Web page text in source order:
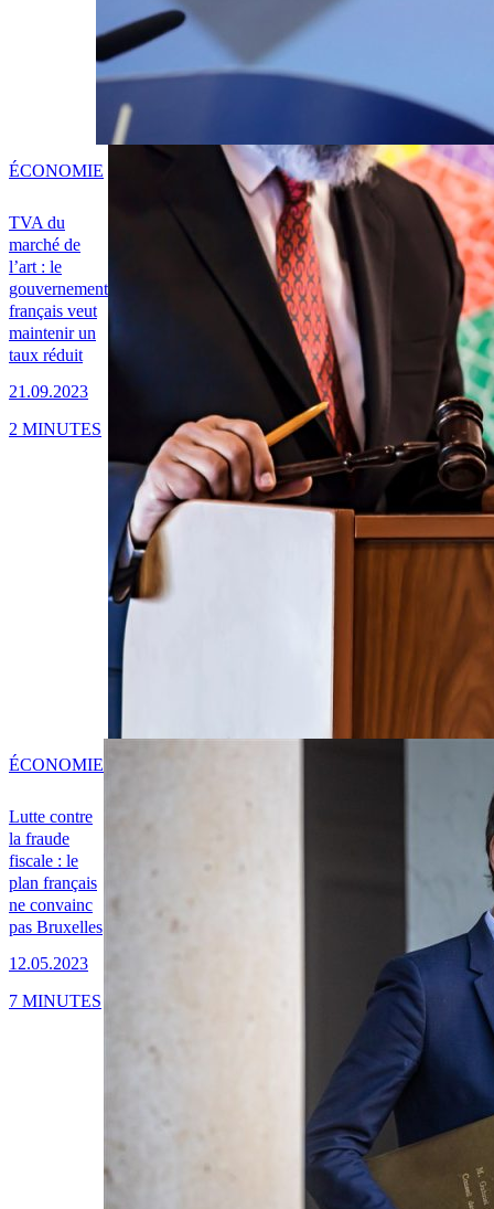
TVA du
marché de
l’art : le
gouvernement
français veut
maintenir un
taux réduit
21.09.2023
ÉCONOMIE
2 MINUTES
Lutte contre
la fraude
fiscale : le
plan français
ne convainc
pas Bruxelles
12.05.2023
ÉCONOMIE
7 MINUTES